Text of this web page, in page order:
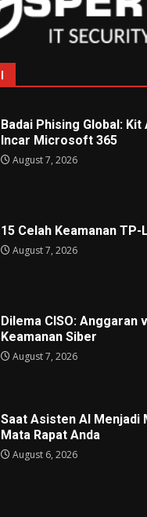
Badai Phising Global: Kit
Incar Microsoft 365
August 7, 2026
15 Celah Keamanan TP-
August 7, 2026
Dilema CISO: Anggaran
Keamanan Siber
August 7, 2026
Saat Asisten AI Menjadi
Mata Rapat Anda
August 6, 2026